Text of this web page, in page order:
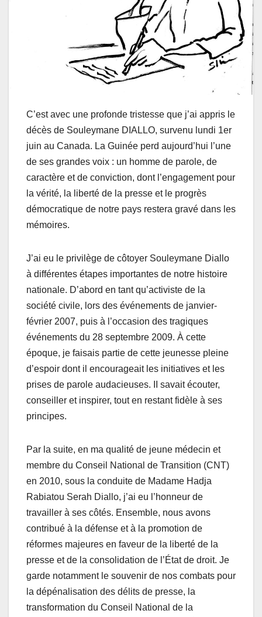
C’est avec une profonde tristesse que j’ai appris le
décès de Souleymane DIALLO, survenu lundi 1er
juin au Canada. La Guinée perd aujourd’hui l’une
de ses grandes voix : un homme de parole, de
caractère et de conviction, dont l’engagement pour
la vérité, la liberté de la presse et le progrès
démocratique de notre pays restera gravé dans les
mémoires.
J’ai eu le privilège de côtoyer Souleymane Diallo
à différentes étapes importantes de notre histoire
nationale. D’abord en tant qu’activiste de la
société civile, lors des événements de janvier-
février 2007, puis à l’occasion des tragiques
événements du 28 septembre 2009. À cette
époque, je faisais partie de cette jeunesse pleine
d’espoir dont il encourageait les initiatives et les
prises de parole audacieuses. II savait écouter,
conseiller et inspirer, tout en restant fidèle à ses
principes.
Par la suite, en ma qualité de jeune médecin et
membre du Conseil National de Transition (CNT)
en 2010, sous la conduite de Madame Hadja
Rabiatou Serah Diallo, j’ai eu l’honneur de
travailler à ses côtés. Ensemble, nous avons
contribué à la défense et à la promotion de
réformes majeures en faveur de la liberté de la
presse et de la consolidation de l’État de droit. Je
garde notamment le souvenir de nos combats pour
la dépénalisation des délits de presse, la
transformation du Conseil National de la